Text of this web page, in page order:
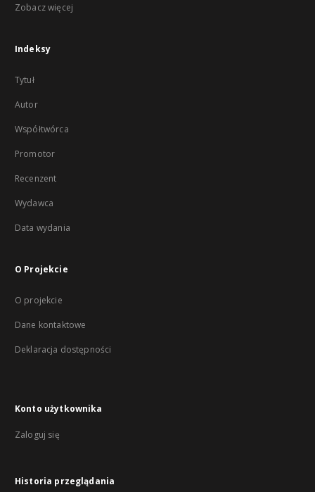
Zobacz więcej
Indeksy
Tytuł
Autor
Współtwórca
Promotor
Recenzent
Wydawca
Data wydania
O Projekcie
O projekcie
Dane kontaktowe
Deklaracja dostępności
Konto użytkownika
Zaloguj się
Historia przeglądania